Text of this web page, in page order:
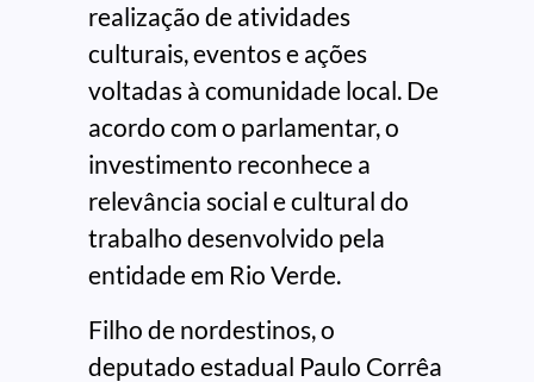
realização de atividades
culturais, eventos e ações
voltadas à comunidade local. De
acordo com o parlamentar, o
investimento reconhece a
relevância social e cultural do
trabalho desenvolvido pela
entidade em Rio Verde.
Filho de nordestinos, o
deputado estadual Paulo Corrêa